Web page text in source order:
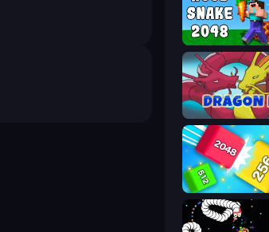
Noob Snake 2048
Dragon.io
Qube 2048